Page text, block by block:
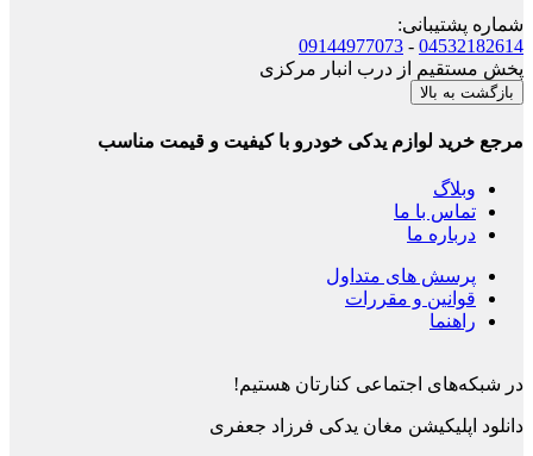
شماره پشتیبانی:
04532182614
-
09144977073
پخش مستقیم از درب انبار مرکزی
بازگشت به بالا
مرجع خرید لوازم یدکی خودرو با کیفیت و قیمت مناسب
وبلاگ
تماس با ما
درباره ما
پرسش های متداول
قوانین و مقررات
راهنما
در شبکه‌های اجتماعی کنارتان هستیم!
دانلود اپلیکیشن مغان یدکی فرزاد جعفری